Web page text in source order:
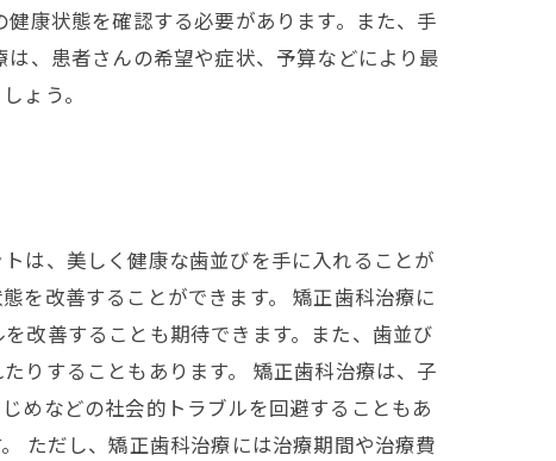
康状態を確認する必要があります。また、手
、患者さんの希望や症状、予算などにより最
ょう。
は、美しく健康な歯並びを手に入れることが
を改善することができます。 矯正歯科治療に
改善することも期待できます。また、歯並び
りすることもあります。 矯正歯科治療は、子
めなどの社会的トラブルを回避することもあ
ただし、矯正歯科治療には治療期間や治療費